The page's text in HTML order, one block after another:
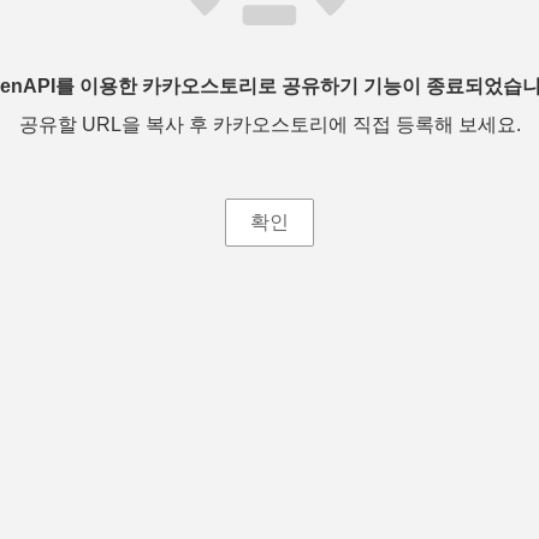
를 이용한 카카오스토리로 공유하기 기능이 종료되었습
공유할 URL을 복사 후 카카오스토리에 직접 등록해 보세요.
확인